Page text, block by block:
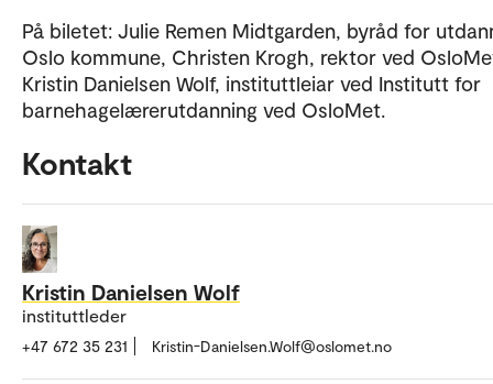
På biletet: Julie Remen Midtgarden, byråd for
Oslo kommune, Christen Krogh, rektor ved
Kristin Danielsen Wolf, instituttleiar ved Institutt for
barnehagelærerutdanning ved OsloMet.
Kontakt
Kristin Danielsen Wolf
instituttleder
+47 672 35 231 Kristin-Danielsen.Wolf@oslomet.no